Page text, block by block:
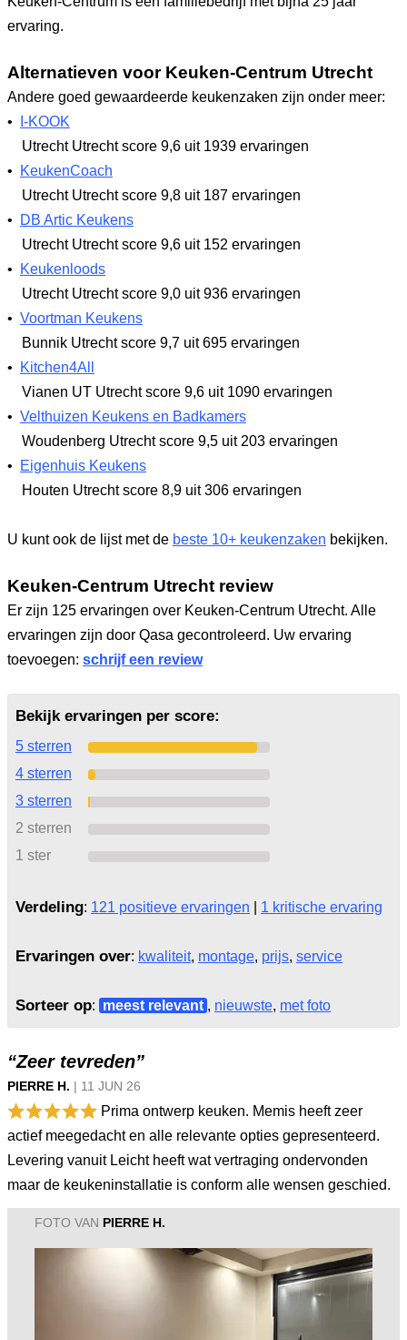
ervaring.
Alternatieven voor Keuken-Centrum Utrecht
Andere goed gewaardeerde keukenzaken zijn onder meer:
•
I-KOOK
Utrecht Utrechtscore 9,6 uit 1939 ervaringen
•
KeukenCoach
Utrecht Utrechtscore 9,8 uit 187 ervaringen
•
DB Artic Keukens
Utrecht Utrechtscore 9,6 uit 152 ervaringen
•
Keukenloods
Utrecht Utrechtscore 9,0 uit 936 ervaringen
• Voortman Keukens
Bunnik Utrechtscore 9,7 uit 695 ervaringen
•
Kitchen4All
Vianen UT Utrechtscore 9,6 uit 1090 ervaringen
• Velthuizen Keukens en Badkamers
Woudenberg Utrechtscore 9,5 uit 203 ervaringen
•
Eigenhuis Keukens
Houten Utrechtscore 8,9 uit 306 ervaringen
U kunt ook de lijst met de beste 10+ keukenzaken bekijken.
Keuken-Centrum Utrecht review
Er zijn 125 ervaringen over Keuken-Centrum Utrecht. Alle
ervaringen zijn door Qasa gecontroleerd. Uw ervaring
toevoegen: schrijf een review
Bekijk ervaringen per score:
5 sterren
4 sterren
3 sterren
2 sterren
1 ster
Verdeling: 121 positieve ervaringen 1 kritische ervaring
Ervaringen over: kwaliteit, montage, prijs, service
Sorteer op: meest relevant , nieuwste, met foto
“Zeer tevreden”
PIERRE H. | 11 JUN 26
Prima ontwerp keuken. Memis heeft zeer
actief meegedacht en alle relevante opties gepresenteerd.
Levering vanuit Leicht heeft wat vertraging ondervonden
maar de keukeninstallatie is conform alle wensen geschied.
FOTO VAN PIERRE H.